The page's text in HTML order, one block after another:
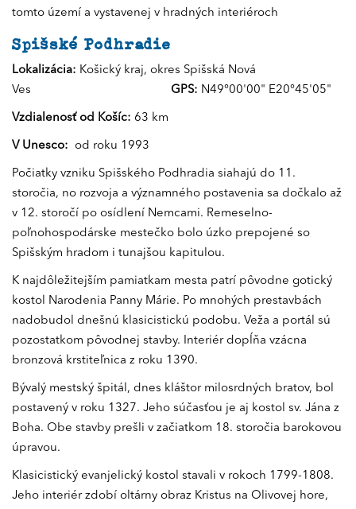
tomto území a vystavenej v hradných interiéroch
Spišské Podhradie
Lokalizácia: Košický kraj, okres Spišská Nová
Ves GPS: N49°00'00" E20°45'05"
Vzdialenosť od Košíc: 63 km
V Unesco: od roku 1993
Počiatky vzniku Spišského Podhradia siahajú do 11.
storočia, no rozvoja a významného postavenia sa dočkalo až
v 12. storočí po osídlení Nemcami. Remeselno-
poľnohospodárske mestečko bolo úzko prepojené so
Spišským hradom i tunajšou kapitulou.
K najdôležitejším pamiatkam mesta patrí pôvodne gotický
kostol Narodenia Panny Márie. Po mnohých prestavbách
nadobudol dnešnú klasicistickú podobu. Veža a portál sú
pozostatkom pôvodnej stavby. Interiér dopĺňa vzácna
bronzová krstiteľnica z roku 1390.
Bývalý mestský špitál, dnes kláštor milosrdných bratov, bol
postavený v roku 1327. Jeho súčasťou je aj kostol sv. Jána z
Boha. Obe stavby prešli v začiatkom 18. storočia barokovou
úpravou.
Klasicistický evanjelický kostol stavali v rokoch 1799-1808.
Jeho interiér zdobí oltárny obraz Kristus na Olivovej hore,